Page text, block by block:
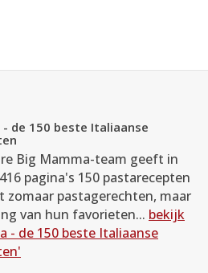
- de 150 beste Italiaanse
Big Mamma-team geeft in
pagina's 150 pastarecepten
zomaar pastagerechten, maar
van hun favorieten... bekijk
- de 150 beste Italiaanse